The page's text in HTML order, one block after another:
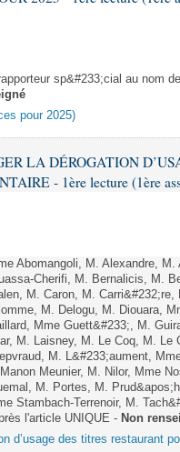
sp&#233;cial au nom
pour 2025)
LA DÉROGATION
- 1ère lecture (1ère
Abomangoli, M. Alexandre,
Cherifi, M. Bernalicis, M.
M. Caron, M.
M. Delogu, M. Diouara,
Mme Guett&#233;, M.
M. Laisney, M. Le Coq, M. Le
M. L&#233;aument,
Meunier, M. Nilor, Mme
M. Portes, M.
Stambach-Terrenoir, M.
l'article UNIQUE - Non
d’usage des titres restaurant